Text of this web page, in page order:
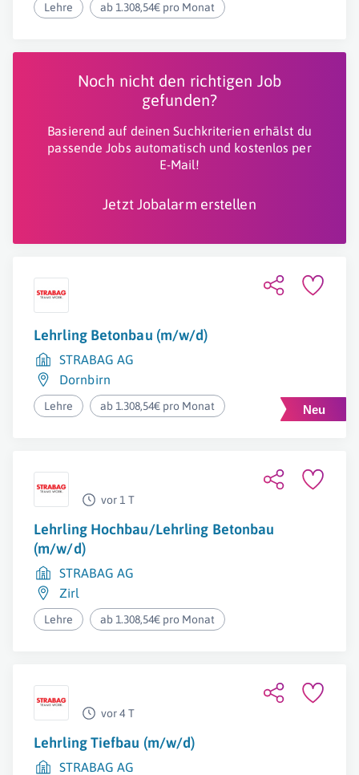
Lehre ab 1.308,54€ pro Monat
Noch nicht den richtigen Job
gefunden?
Basierend auf deinen Suchkriterien erhälst du
passende Jobs automatisch und kostenlos per
E-Mail!
Jetzt Jobalarm erstellen
Lehrling Betonbau (m/w/d)
STRABAG AG
Dornbirn
Lehre ab 1.308,54€ pro Monat
vor 1 T
Lehrling Hochbau/Lehrling Betonbau
(m/w/d)
STRABAG AG
Zirl
Lehre ab 1.308,54€ pro Monat
vor 4 T
Lehrling Tiefbau (m/w/d)
STRABAG AG